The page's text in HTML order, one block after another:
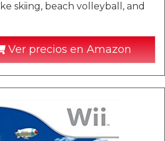
skiing, beach volleyball, and
Ver precios en Amazon